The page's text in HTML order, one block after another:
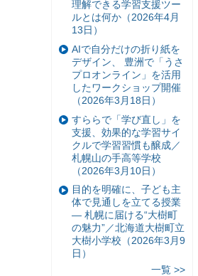
理解できる学習支援ツー
ルとは何か（2026年4月
13日）
AIで自分だけの折り紙を
デザイン、 豊洲で「うさ
プロオンライン」を活用
したワークショップ開催
（2026年3月18日）
すららで「学び直し」を
支援、効果的な学習サイ
クルで学習習慣も醸成／
札幌山の手高等学校
（2026年3月10日）
目的を明確に、子ども主
体で見通しを立てる授業
— 札幌に届ける“大樹町
の魅力”／北海道大樹町立
大樹小学校（2026年3月9
日）
一覧 >>